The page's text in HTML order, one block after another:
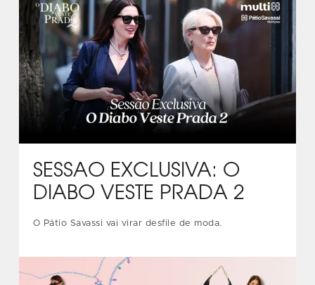
SESSÃO EXCLUSIVA: O
DIABO VESTE PRADA 2
O Pátio Savassi vai virar desfile de moda.